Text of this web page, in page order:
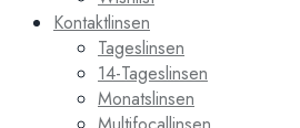
Kontaktlinsen
Tageslinsen
14-Tageslinsen
Monatslinsen